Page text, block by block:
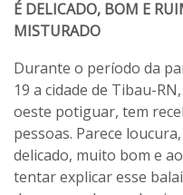
É DELICADO, BOM E
MISTURADO
Durante o período da
19 a cidade de Tibau-
oeste potiguar, tem
pessoas. Parece
delicado, muito bom e
tentar explicar esse